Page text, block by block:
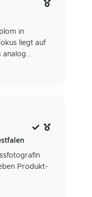
in
liegt auf
analog...
Produkt-